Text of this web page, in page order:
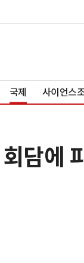
국제 사이언스
담에